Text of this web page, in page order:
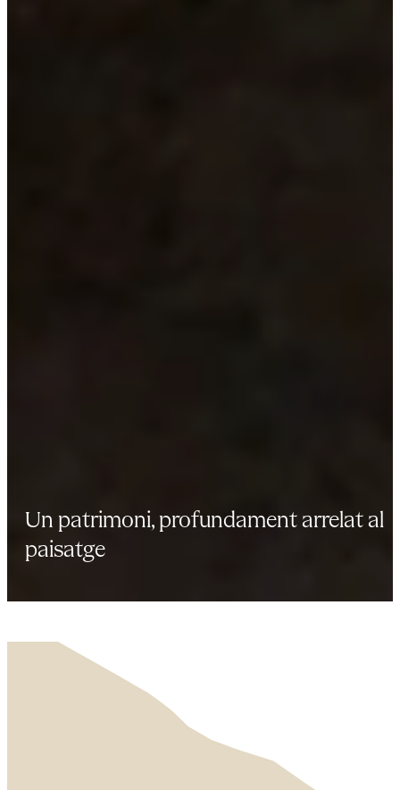
Un patrimoni, profundament arrelat al
paisatge